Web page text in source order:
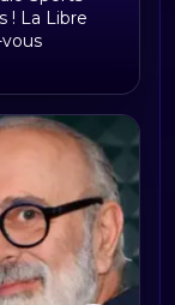
! La Libre